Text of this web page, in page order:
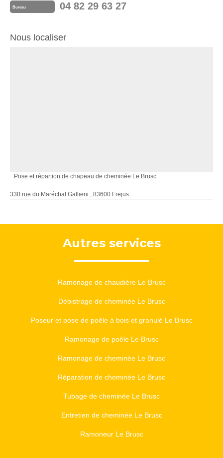
Bureau 04 82 29 63 27
Nous localiser
Pose et répartion de chapeau de cheminée Le Brusc
330 rue du Maréchal Gallieni , 83600 Frejus
Autres services
Ramonage de chaudière Le Brusc
Débistrage de cheminée Le Brusc
Poseur et pose de poêle à bois et granulé Le Brusc
Ramonage de poêle Le Brusc
Ramonage de cheminée Le Brusc
Réparation de cheminée Le Brusc
Tubage de cheminée Le Brusc
Entretien de cheminée Le Brusc
Ramoneur Le Brusc